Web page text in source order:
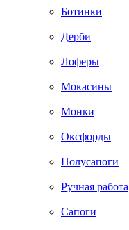
Ботинки
Дерби
Лоферы
Мокасины
Монки
Оксфорды
Полусапоги
Ручная работа
Сапоги